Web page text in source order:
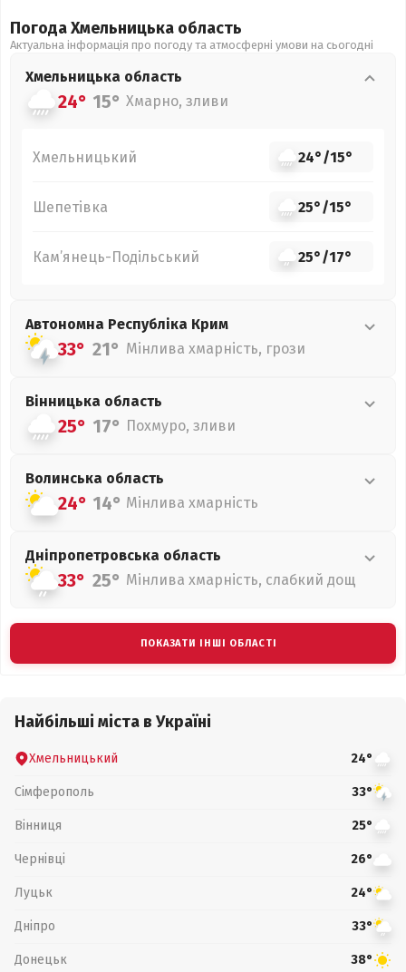
Погода Хмельницька область
Актуальна інформація про погоду та атмосферні умови на сьогодні
Хмельницька область
24° 15° Хмарно, зливи
Хмельницький 24°/15°
Шепетівка 25°/15°
Кам’янець-Подільський 25°/17°
Автономна Республіка Крим
33° 21° Мінлива хмарність, грози
Вінницька область
25° 17° Похмуро, зливи
Волинська область
24° 14° Мінлива хмарність
Дніпропетровська область
33° 25° Мінлива хмарність, слабкий дощ
ПОКАЗАТИ ІНШІ ОБЛАСТІ
Найбільші міста в Україні
Хмельницький 24°
Сімферополь 33°
Вінниця 25°
Чернівці 26°
Луцьк 24°
Дніпро 33°
Донецьк 38°